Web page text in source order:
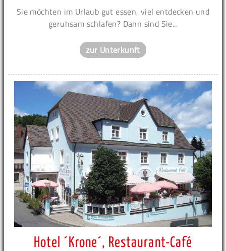
Sie möchten im Urlaub gut essen, viel entdecken und
geruhsam schlafen? Dann sind Sie...
zur Unterkunft
Hotel ´Krone´, Restaurant-Café